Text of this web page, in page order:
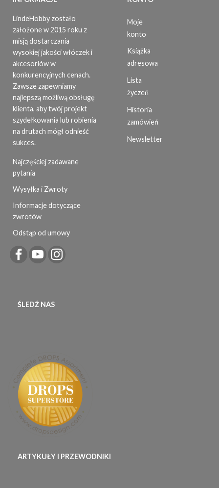
LindeHobby zostało
założone w 2015 roku z
misją dostarczania
wysokiej jakości włóczek i
akcesoriów w
konkurencyjnych cenach.
Zawsze zapewniamy
najlepszą możliwą obsługę
klienta, aby twój projekt
szydełkowania lub robienia
na drutach mógł odnieść
sukces.
Najczęściej zadawane
pytania
Wysyłka i Zwroty
Informacje dotyczące
zwrotów
Odstąp od umowy
Moje
konto
Książka
adresowa
Lista
życzeń
Historia
zamówień
Newsletter
ŚLEDŹ NAS
ARTYKUŁY I PRZEWODNIKI